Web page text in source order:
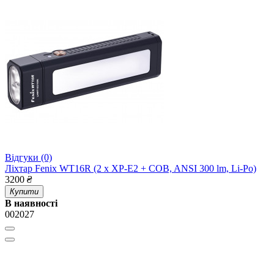
Відгуки (0)
Ліхтар Fenix WT16R (2 x XP-E2 + COB, ANSI 300 lm, Li-Po)
3200 ₴
Купити
В наявності
002027